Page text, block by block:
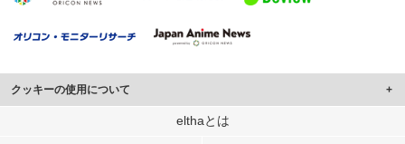
クッキーの使用について
このサイトでは Cookie を使用して、ユーザーに合わせたコンテンツや広告の
elthaとは